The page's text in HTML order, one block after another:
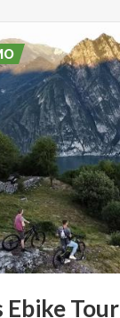
EbikeTour